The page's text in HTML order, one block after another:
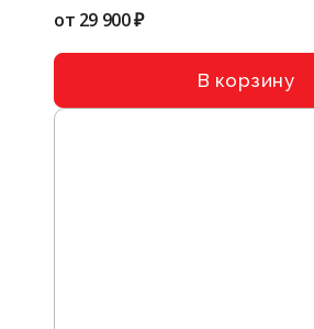
от 29 900 ₽
В корзину